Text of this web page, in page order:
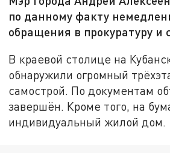
по данному факту
обращения в прокуратуру и
В краевой столице на
обнаружили огромный
самострой. По документам
завершён. Кроме того, на
индивидуальный жилой дом.